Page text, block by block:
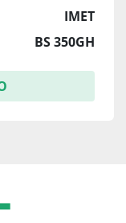
IMET
BS 350GH